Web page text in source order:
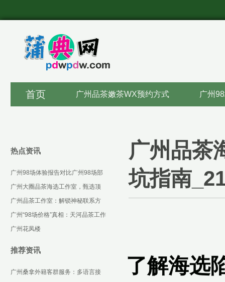
首页 广州品茶嫩茶WX预约方式 广州
广州品茶
坑指南
了解海选
热点资讯
‌广州98场体验报告对比广州98场部
长联系方式‌：夜场服务体验报告
_106
广州大圈品茶海选工作室，甄选顶
级茶韵佳人
广州品茶工作室：解锁神秘联系方
式，畅享茶趣
广州“98场价格”真相：天河品茶工作
室与广佛QT场所实测
广州花凤楼
推荐资讯
广州桑拿外籍客群服务：多语言接